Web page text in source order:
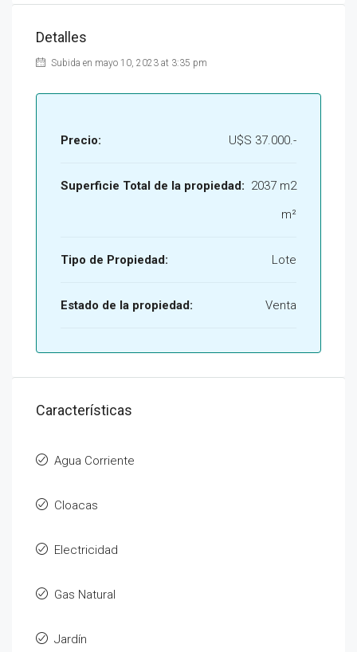
Detalles
Subida en mayo 10, 2023 at 3:35 pm
Precio: U$S 37.000.-
Superficie Total de la propiedad: 2037 m2
m²
Tipo de Propiedad: Lote
Estado de la propiedad: Venta
Características
Agua Corriente
Cloacas
Electricidad
Gas Natural
Jardín